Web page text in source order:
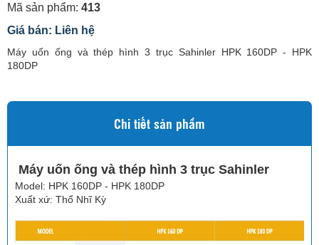
Mã sản phẩm: 413
Giá bán: Liên hệ
Máy uốn ống và thép hình 3 trục Sahinler HPK 160DP - HPK
180DP
Chi tiết sản phẩm
Máy uốn ống và thép hình 3 trục Sahinler
Model: HPK 160DP - HPK 180DP
Xuất xứ: Thổ Nhĩ Kỳ